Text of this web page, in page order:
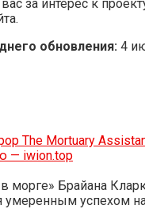
за интерес к
обновления: 4
The Mortuary
— iwion.top
морге» Брайана
умеренным успехом